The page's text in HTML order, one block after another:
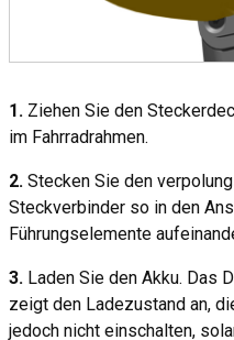
1. Ziehen Sie den
im Fahrradrahmen.
2. Stecken Sie den
Steckverbinder so in den
Führungselemente
3. Laden Sie den Akku. Das
zeigt den Ladezustand an,
jedoch nicht einschalten,